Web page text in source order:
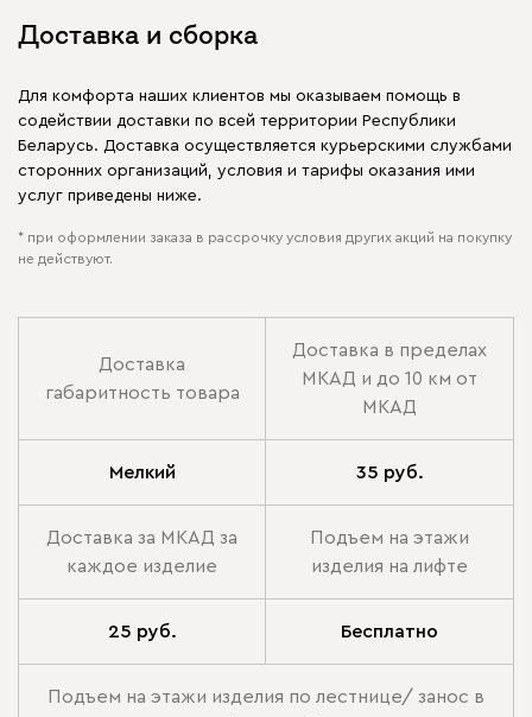
Доставка и сборка
Для комфорта наших клиентов мы оказываем помощь в
содействии доставки по всей территории Республики
Беларусь. Доставка осуществляется курьерскими службами
сторонних организаций, условия и тарифы оказания ими
услуг приведены ниже.
* при оформлении заказа в рассрочку условия других акций на покупку
не действуют.
Доставка
габаритность товара
Доставка в пределах
МКАД и до 10 км от
МКАД
Мелкий 35 руб.
Доставка за МКАД за
каждое изделие
Подъем на этажи
изделия на лифте
25 руб. Бесплатно
Подъем на этажи изделия по лестнице/ занос в